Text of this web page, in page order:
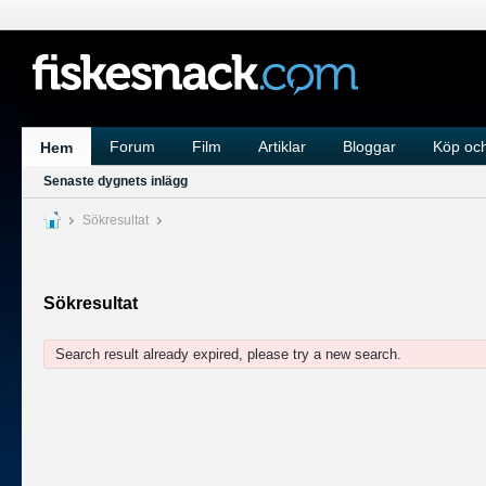
Hem Forum Film Artiklar Bloggar Köp
Senaste dygnets inlägg
Sökresultat
Sökresultat
Search result already expired, please try a new search.